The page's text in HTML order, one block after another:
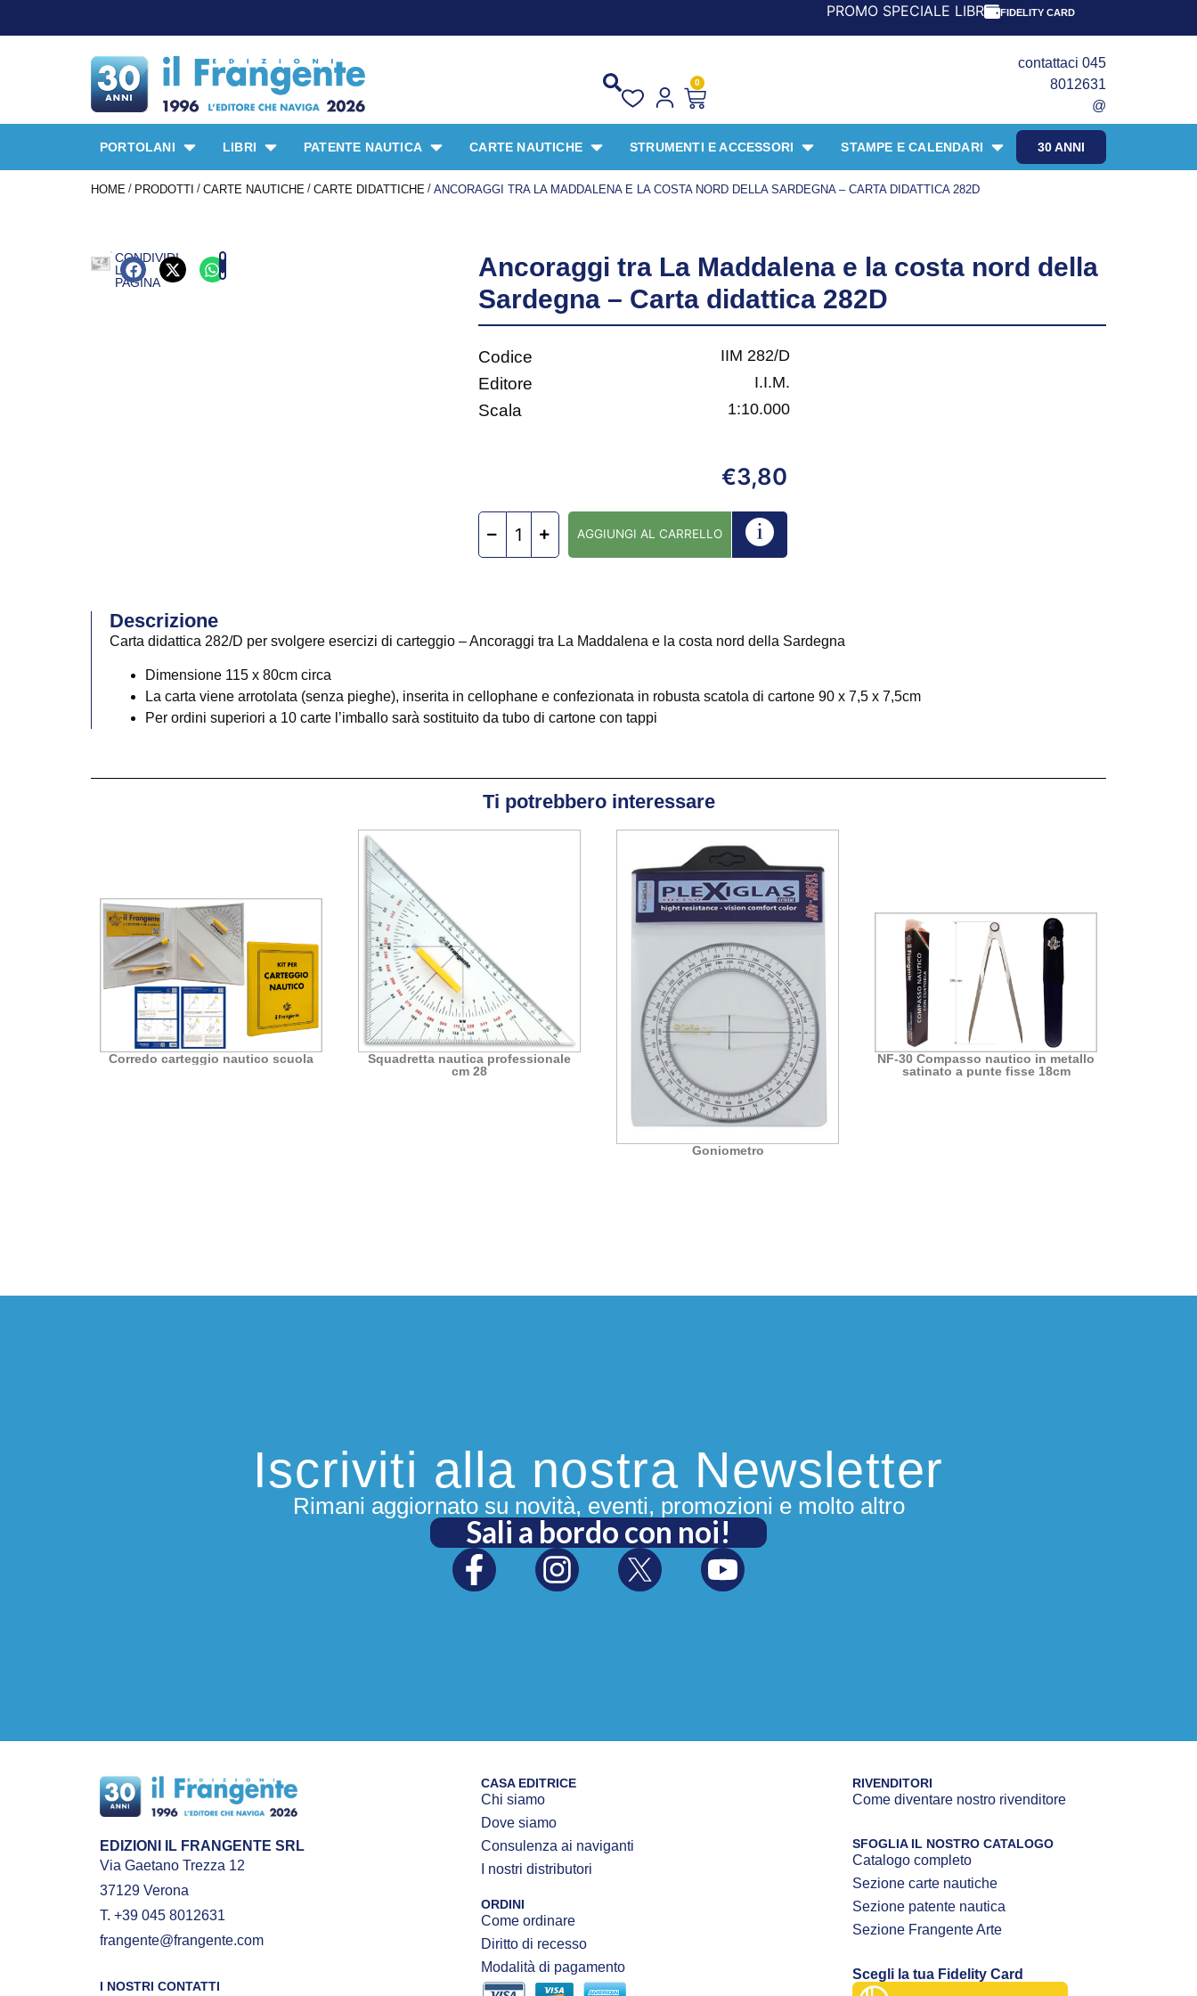
PROMO SPECIALE LIBRI PER I 30 ANNI DEL FRANGENTE!
FIDELITY CARD
0
contattaci 045
8012631
@
30 ANNI
PORTOLANI LIBRI PATENTE NAUTICA CARTE NAUTICHE STRUMENTI E ACCESSORI STAMPE E CALENDARI
HOME / PRODOTTI / CARTE NAUTICHE / CARTE DIDATTICHE / ANCORAGGI TRA LA MADDALENA E LA COSTA NORD DELLA SARDEGNA – CARTA DIDATTICA 282D
CONDIVIDI
LA
PAGINA
Ancoraggi tra La Maddalena e la costa nord della
Sardegna – Carta didattica 282D
Codice IIM 282/D
Editore I.I.M.
Scala 1:10.000
€3,80
AGGIUNGI AL CARRELLO
Descrizione
Carta didattica 282/D per svolgere esercizi di carteggio – Ancoraggi tra La Maddalena e la costa nord della Sardegna
Dimensione 115 x 80cm circa
La carta viene arrotolata (senza pieghe), inserita in cellophane e confezionata in robusta scatola di cartone 90 x 7,5 x 7,5cm
Per ordini superiori a 10 carte l’imballo sarà sostituito da tubo di cartone con tappi
Ti potrebbero interessare
Corredo carteggio nautico scuola
Squadretta nautica professionale
cm 28
Goniometro
NF-30 Compasso nautico in metallo
satinato a punte fisse 18cm
Iscriviti alla nostra Newsletter
Rimani aggiornato su novità, eventi, promozioni e molto altro
Sali a bordo con noi!
EDIZIONI IL FRANGENTE SRL
Via Gaetano Trezza 12
37129 Verona
T. +39 045 8012631
frangente@frangente.com
I NOSTRI CONTATTI
CASA EDITRICE
Chi siamo
Dove siamo
Consulenza ai naviganti
I nostri distributori
ORDINI
Come ordinare
Diritto di recesso
Modalità di pagamento
RIVENDITORI
Come diventare nostro rivenditore
SFOGLIA IL NOSTRO CATALOGO
Catalogo completo
Sezione carte nautiche
Sezione patente nautica
Sezione Frangente Arte
Scegli la tua Fidelity Card